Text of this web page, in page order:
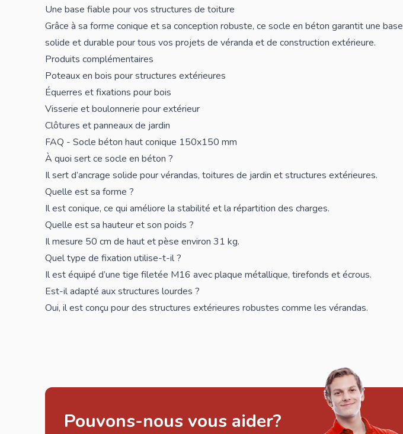
Une base fiable pour vos structures de toiture
Grâce à sa forme conique et sa conception robuste, ce socle en béton garantit une base
solide et durable pour tous vos projets de véranda et de construction extérieure.
Produits complémentaires
Poteaux en bois pour structures extérieures
Équerres et fixations pour bois
Visserie et boulonnerie pour extérieur
Clôtures et panneaux de jardin
FAQ - Socle béton haut conique 150x150 mm
À quoi sert ce socle en béton ?
Il sert d’ancrage solide pour vérandas, toitures de jardin et structures extérieures.
Quelle est sa forme ?
Il est conique, ce qui améliore la stabilité et la répartition des charges.
Quelle est sa hauteur et son poids ?
Il mesure 50 cm de haut et pèse environ 31 kg.
Quel type de fixation utilise-t-il ?
Il est équipé d’une tige filetée M16 avec plaque métallique, tirefonds et écrous.
Est-il adapté aux structures lourdes ?
Oui, il est conçu pour des structures extérieures robustes comme les vérandas.
Pouvons-nous vous aider?